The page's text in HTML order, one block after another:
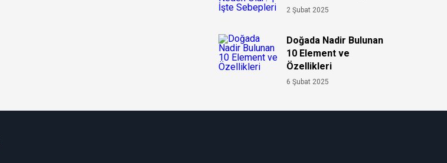
2 Şubat 2025
Doğada Nadir Bulunan
10 Element ve
Özellikleri
6 Şubat 2025